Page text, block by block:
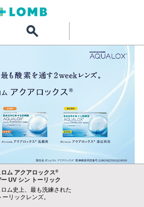
ム アクアロックス®
UV シン トーリック
ム史上、最も洗練された
ーリックレンズ。